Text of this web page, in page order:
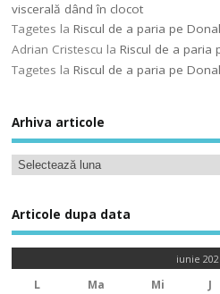
viscerală dând în clocot
Tagetes laRiscul de a paria pe
Adrian Cristescu laRiscul de a paria
Tagetes laRiscul de a paria pe
Arhiva articole
Articole dupa data
iunie
L Ma Mi J